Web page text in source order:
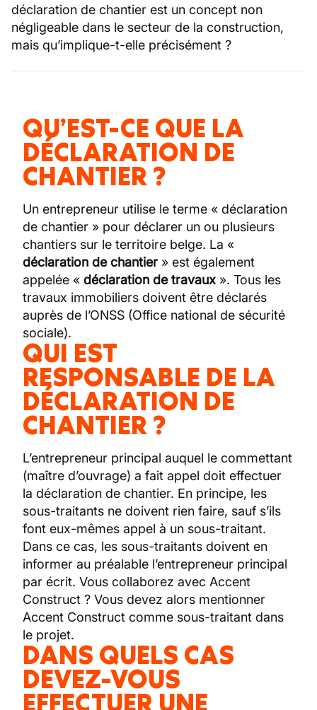
déclaration de chantier est un concept non
négligeable dans le secteur de la construction,
mais qu’implique-t-elle précisément ?
QU’EST-CE QUE LA
DÉCLARATION DE
CHANTIER ?
Un entrepreneur utilise le terme « déclaration
de chantier » pour déclarer un ou plusieurs
chantiers sur le territoire belge. La «
déclaration de chantier » est également
appelée « déclaration de travaux ». Tous les
travaux immobiliers doivent être déclarés
auprès de l’ONSS (Office national de sécurité
sociale).
QUI EST
RESPONSABLE DE LA
DÉCLARATION DE
CHANTIER ?
L’entrepreneur principal auquel le commettant
(maître d’ouvrage) a fait appel doit effectuer
la déclaration de chantier. En principe, les
sous-traitants ne doivent rien faire, sauf s’ils
font eux-mêmes appel à un sous-traitant.
Dans ce cas, les sous-traitants doivent en
informer au préalable l’entrepreneur principal
par écrit. Vous collaborez avec Accent
Construct ? Vous devez alors mentionner
Accent Construct comme sous-traitant dans
le projet.
DANS QUELS CAS
DEVEZ-VOUS
EFFECTUER UNE